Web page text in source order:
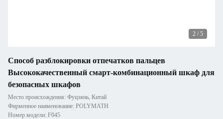
2 / 5
Способ разблокировки отпечатков пальцев
Высококачественный смарт-комбинационный шкаф для
безопасных шкафов
Место происхождения: Фуцзянь, Китай
Фирменное наименование: POLYMATH
Номер модели: F045